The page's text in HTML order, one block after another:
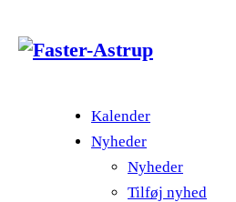
Kalender
Nyheder
Nyheder
Tilføj nyhed